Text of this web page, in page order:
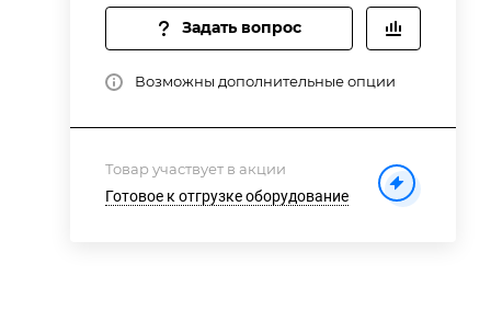
Задать вопрос
Возможны дополнительные опции
Товар участвует в акции
Готовое к отгрузке оборудование